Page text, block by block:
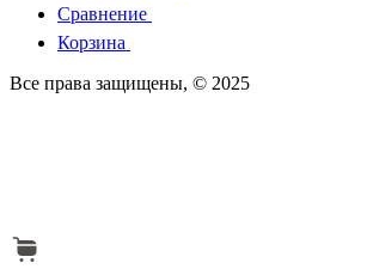
Сравнение
Корзина
Все права защищены, © 2025